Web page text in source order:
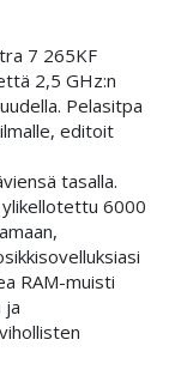
7 265KF
2,5 GHz:n
Pelasitpa
editoit
tasalla.
6000
RAM-muisti
ja